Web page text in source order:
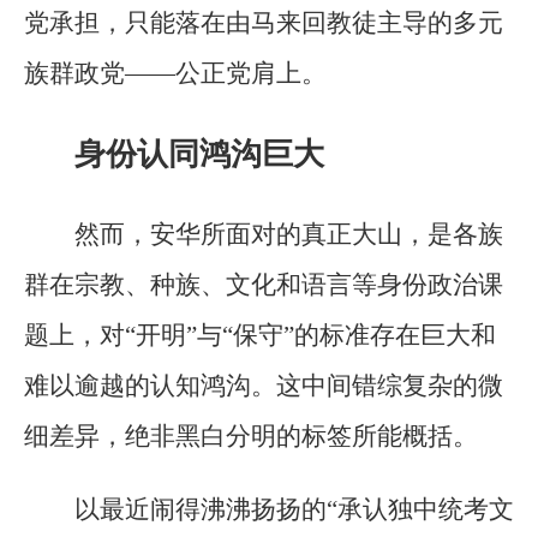
党承担，只能落在由马来回教徒主导的多元
族群政党——公正党肩上。
身份认同鸿沟巨大
然而，安华所面对的真正大山，是各族
群在宗教、种族、文化和语言等身份政治课
题上，对“开明”与“保守”的标准存在巨大和
难以逾越的认知鸿沟。这中间错综复杂的微
细差异，绝非黑白分明的标签所能概括。
以最近闹得沸沸扬扬的“承认独中统考文